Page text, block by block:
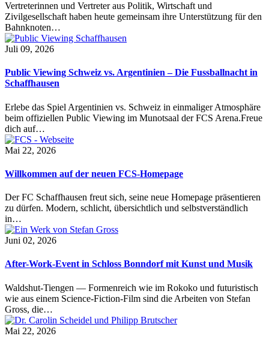
Vertreterinnen und Vertreter aus Politik, Wirtschaft und
Zivilgesellschaft haben heute gemeinsam ihre Unterstützung für den
Bahnknoten…
Juli 09, 2026
Public Viewing Schweiz vs. Argentinien – Die Fussballnacht in
Schaffhausen
Erlebe das Spiel Argentinien vs. Schweiz in einmaliger Atmosphäre
beim offiziellen Public Viewing im Munotsaal der FCS Arena.Freue
dich auf…
Mai 22, 2026
Willkommen auf der neuen FCS-Homepage
Der FC Schaffhausen freut sich, seine neue Homepage präsentieren
zu dürfen. Modern, schlicht, übersichtlich und selbstverständlich
in…
Juni 02, 2026
After-Work-Event in Schloss Bonndorf mit Kunst und Musik
Waldshut-Tiengen — Formenreich wie im Rokoko und futuristisch
wie aus einem Science-Fiction-Film sind die Arbeiten von Stefan
Gross, die…
Mai 22, 2026